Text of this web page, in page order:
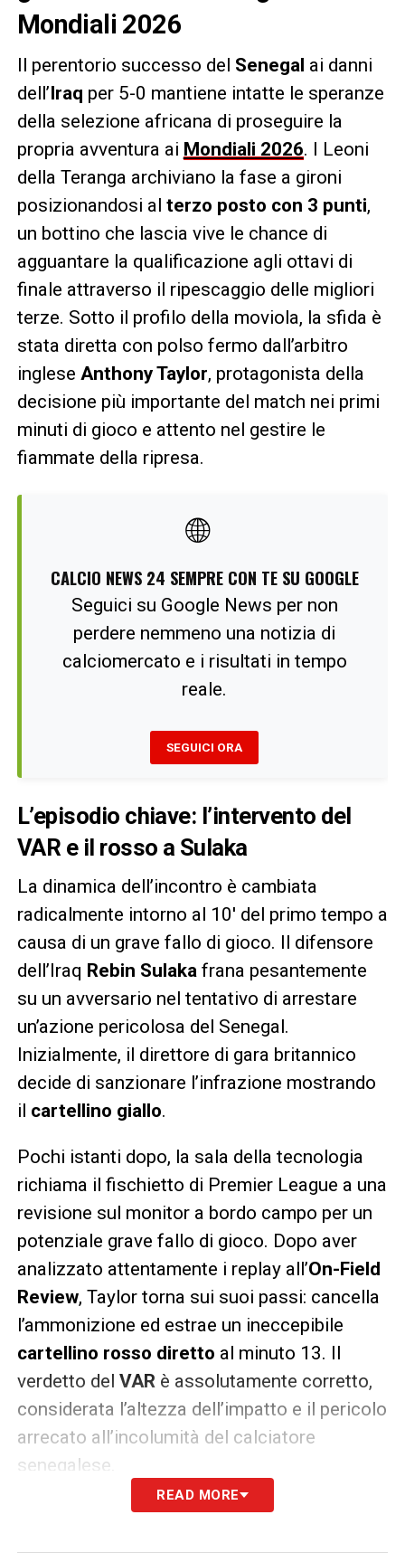
Mondiali 2026
Il perentorio successo del Senegal ai danni
dell’Iraq per 5-0 mantiene intatte le speranze
della selezione africana di proseguire la
propria avventura ai Mondiali 2026. I Leoni
della Teranga archiviano la fase a gironi
posizionandosi al terzo posto con 3 punti,
un bottino che lascia vive le chance di
agguantare la qualificazione agli ottavi di
finale attraverso il ripescaggio delle migliori
terze. Sotto il profilo della moviola, la sfida è
stata diretta con polso fermo dall’arbitro
inglese Anthony Taylor, protagonista della
decisione più importante del match nei primi
minuti di gioco e attento nel gestire le
fiammate della ripresa.
🌐
CALCIO NEWS 24 SEMPRE CON TE SU GOOGLE
Seguici su Google News per non
perdere nemmeno una notizia di
calciomercato e i risultati in tempo
reale.
SEGUICI ORA
L’episodio chiave: l’intervento del
VAR e il rosso a Sulaka
La dinamica dell’incontro è cambiata
radicalmente intorno al 10′ del primo tempo a
causa di un grave fallo di gioco. Il difensore
dell’Iraq Rebin Sulaka frana pesantemente
su un avversario nel tentativo di arrestare
un’azione pericolosa del Senegal.
Inizialmente, il direttore di gara britannico
decide di sanzionare l’infrazione mostrando
il cartellino giallo.
Pochi istanti dopo, la sala della tecnologia
richiama il fischietto di Premier League a una
revisione sul monitor a bordo campo per un
potenziale grave fallo di gioco. Dopo aver
analizzato attentamente i replay all’On-Field
Review, Taylor torna sui suoi passi: cancella
l’ammonizione ed estrae un ineccepibile
cartellino rosso diretto al minuto 13. Il
verdetto del VAR è assolutamente corretto,
considerata l’altezza dell’impatto e il pericolo
arrecato all’incolumità del calciatore
senegalese.
Il controllo della gara: sanzioni,
READ MORE